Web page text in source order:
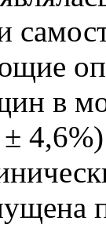
в